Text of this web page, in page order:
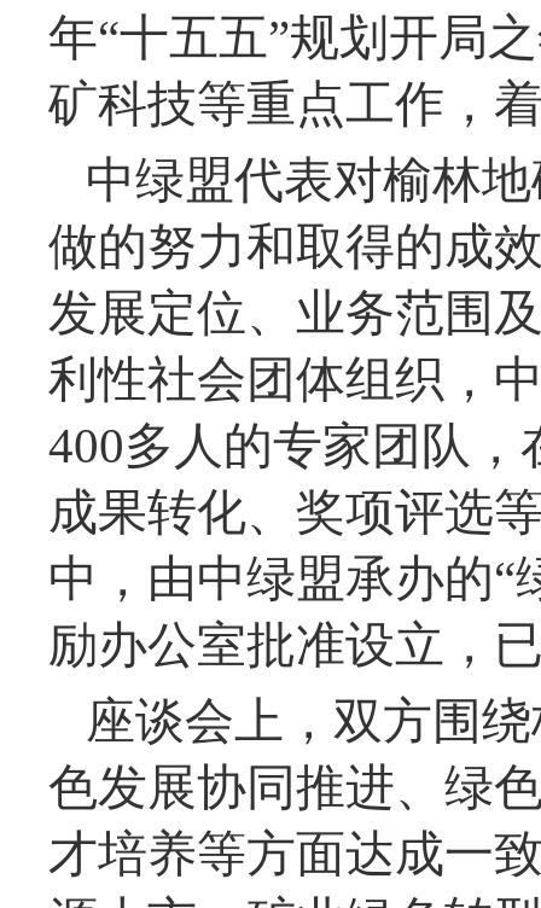
年“十五五”规划开局
矿科技等重点工作，
中绿盟代表对榆林
做的努力和取得的成
发展定位、业务范围
利性社会团体组织，
400多人的专家团队
成果转化、奖项评选
中，由中绿盟承办的“
励办公室批准设立，
座谈会上，双方围
色发展协同推进、绿
才培养等方面达成一